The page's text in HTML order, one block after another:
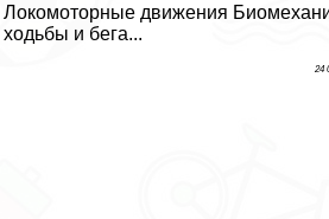
Локомоторные движения
ходьбы и бега...
24